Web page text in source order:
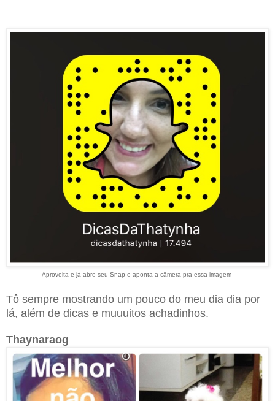
Aproveita e já abre seu Snap e aponta a câmera pra essa imagem
Tô sempre mostrando um pouco do meu dia dia por
lá, além de dicas e muuuitos achadinhos.
Thaynaraog